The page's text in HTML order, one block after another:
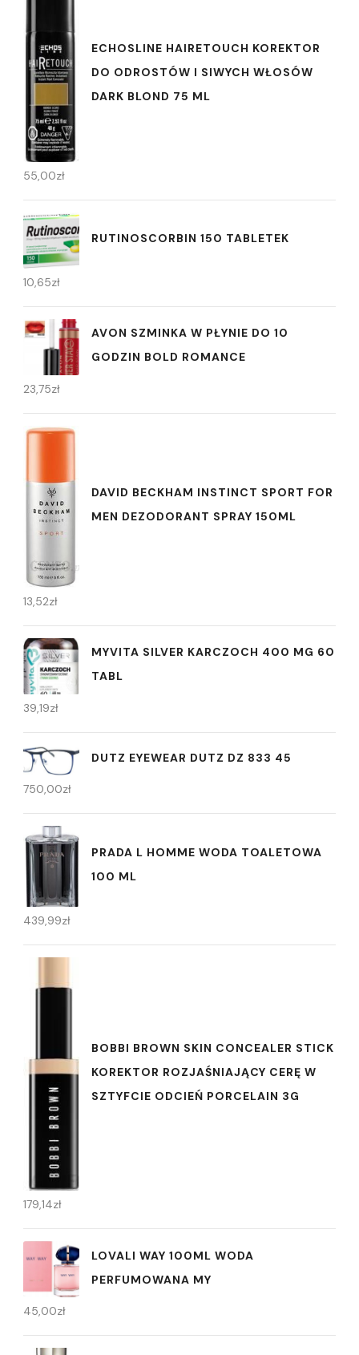
ECHOSLINE HAIRETOUCH KOREKTOR
DO ODROSTÓW I SIWYCH WŁOSÓW
DARK BLOND 75 ML
55,00zł
RUTINOSCORBIN 150 TABLETEK
10,65zł
AVON SZMINKA W PŁYNIE DO 10
GODZIN BOLD ROMANCE
23,75zł
DAVID BECKHAM INSTINCT SPORT FOR
MEN DEZODORANT SPRAY 150ML
13,52zł
MYVITA SILVER KARCZOCH 400 MG 60
TABL
39,19zł
DUTZ EYEWEAR DUTZ DZ 833 45
750,00zł
PRADA L HOMME WODA TOALETOWA
100 ML
439,99zł
BOBBI BROWN SKIN CONCEALER STICK
KOREKTOR ROZJAŚNIAJĄCY CERĘ W
SZTYFCIE ODCIEŃ PORCELAIN 3G
179,14zł
LOVALI WAY 100ML WODA
PERFUMOWANA MY
45,00zł